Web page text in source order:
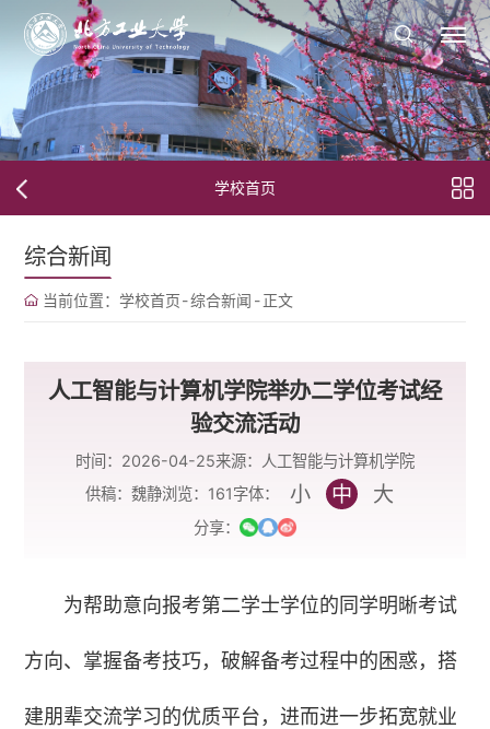
学校首页
综合新闻
当前位置： 学校首页-综合新闻 -正文
人工智能与计算机学院举办二学位考试经
验交流活动
时间：2026-04-25来源：人工智能与计算机学院
供稿：魏静浏览： 161字体： 小 中 大
分享：
为帮助意向报考第二学士学位的同学明晰考试
方向、掌握备考技巧，破解备考过程中的困惑，搭
建朋辈交流学习的优质平台，进而进一步拓宽就业